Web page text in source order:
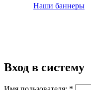
Наши баннеры
Вход в систему